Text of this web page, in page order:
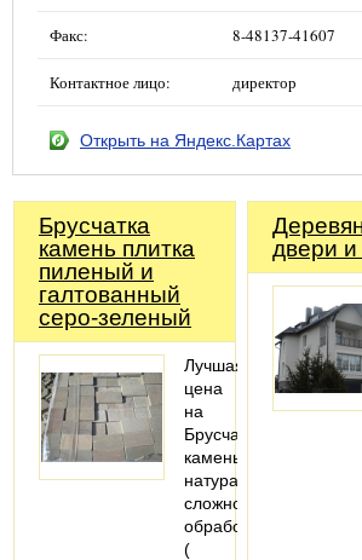
Факс: 8-48137-41607
Контактное лицо: директор
Открыть на Яндекс.Картах
Брусчатка
камень плитка
пиленый и
галтованный
серо-зеленый
Лучшая
цена
на
Брусчатка
камень
натуральный
сложно
обработанный
(
двери и